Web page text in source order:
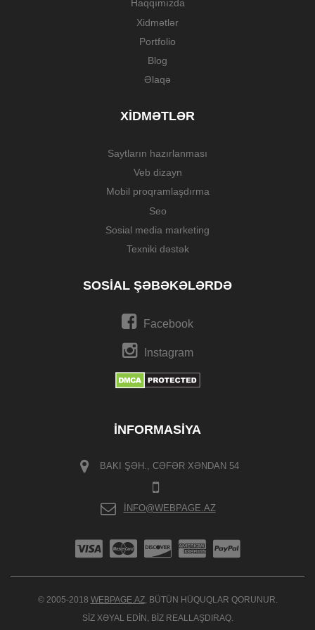
Haqqımızda
Xidmətlər
Portfolio
Blog
Əlaqə
XIDMƏTLƏR
Saytların hazırlanması
Veb dizayn
Mobil proqramlaşdırma
Seo
Sosial media marketing
Texniki dəstək
SOSIAL ŞƏBƏKƏLƏRDƏ
Facebook
Instagram
İNFORMASIYA
BAKI ŞƏH., CƏFƏR XƏNDAN 54
INFO@WEBPAGE.AZ
© 2005-2018 WEBPAGE.AZ, BÜTÜN HÜQUQLAR QORUNUR.
SIZ XƏYAL EDIN, BIZ REALLAŞDIRAQ.